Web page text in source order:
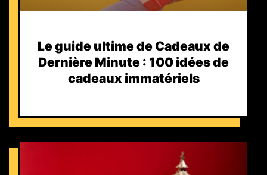
Le guide ultime de Cadeaux de
Dernière Minute : 100 idées de
cadeaux immatériels